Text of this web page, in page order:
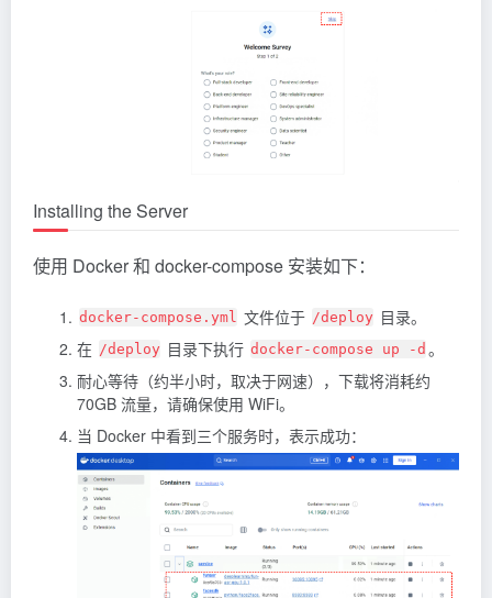
Installing the Server
使用 Docker 和 docker-compose 安装如下：
docker-compose.yml 文件位于 /deploy 目录。
在 /deploy 目录下执行 docker-compose up -d 。
耐心等待（约半小时，取决于网速），下载将消耗约
70GB 流量，请确保使用 WiFi。
当 Docker 中看到三个服务时，表示成功：